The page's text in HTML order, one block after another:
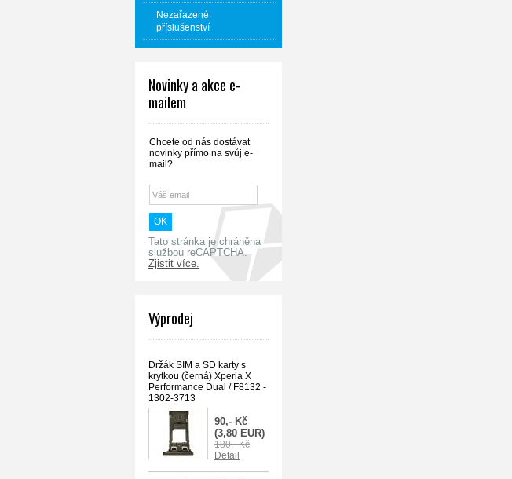
Nezařazené
příslušenství
Novinky a akce e-
mailem
Chcete od nás dostávat
novinky přímo na svůj e-
mail?
Tato stránka je chráněna
službou reCAPTCHA.
Zjistit více.
Výprodej
Držák SIM a SD karty s
krytkou (černá) Xperia X
Performance Dual / F8132 -
1302-3713
90,- Kč
(3,80 EUR)
180,- Kč
Detail